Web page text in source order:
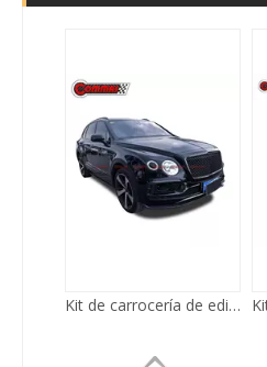
Kit de carrocería ancha ASI para Bentley Continental GTR